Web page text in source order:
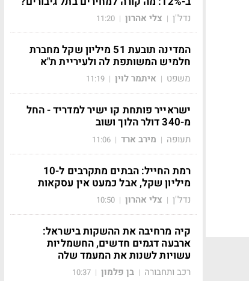
נדל"ן | צלי אהרון |
11:20
המדינה תובעת 51 מיליון שקל מחברת
חלמיש המשותפת לה ולעיריית ת"א
משפט | איתמר לוין |
11:19
ישראייר פותחת קו ישיר למדריד - החל
מ-340 דולר הלוך ושוב
תעופה | מירב ארד |
11:06
רמת החייל: הבתים מתקרבים ל-10
מיליון שקל, אבל כמעט אין עסקאות
נדל"ן | צלי אהרון |
10:50
קיה מרחיבה את ההשקות בישראל:
ארבעה דגמים חדשים, החשמליות
עשויות לשנות את המעמד שלה
רכב ותחבורה | בן פלמון |
10:37